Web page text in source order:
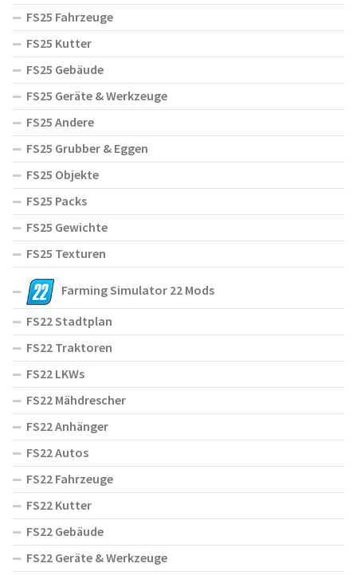
FS25 Fahrzeuge
FS25 Kutter
FS25 Gebäude
FS25 Geräte & Werkzeuge
FS25 Andere
FS25 Grubber & Eggen
FS25 Objekte
FS25 Packs
FS25 Gewichte
FS25 Texturen
Farming Simulator 22 Mods
FS22 Stadtplan
FS22 Traktoren
FS22 LKWs
FS22 Mähdrescher
FS22 Anhänger
FS22 Autos
FS22 Fahrzeuge
FS22 Kutter
FS22 Gebäude
FS22 Geräte & Werkzeuge